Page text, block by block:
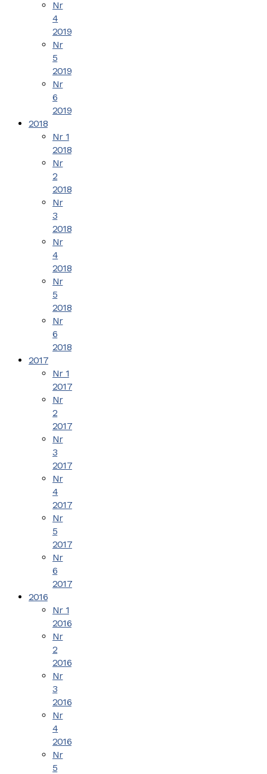
Nr
4
2019
Nr
5
2019
Nr
6
2019
2018
Nr 1
2018
Nr
2
2018
Nr
3
2018
Nr
4
2018
Nr
5
2018
Nr
6
2018
2017
Nr 1
2017
Nr
2
2017
Nr
3
2017
Nr
4
2017
Nr
5
2017
Nr
6
2017
2016
Nr 1
2016
Nr
2
2016
Nr
3
2016
Nr
4
2016
Nr
5